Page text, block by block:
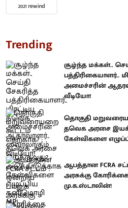
2021 rewind
Trending
சூழ்ந்த மக்கள்..
பத்திரிகையாளர்..
அமைச்சரின்
வீடியோ!
தொகுதி
தவெக அரசை
கேள்விகளை
ஆபத்தான FCRA
அரசுக்கு
மு.க.ஸ்டாலின்!